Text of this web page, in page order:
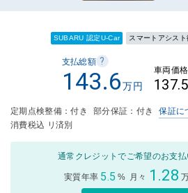
SUBARU 認定U-Car スマートアシス
支払総額 ?
143.6 万円
車両価格
137.5
定期点検整備：付き 部分保証：付き
保証に
消費税込 リ済別
通常クレジットでご希望のお支
実質年率 5.5 % 月々 1.28